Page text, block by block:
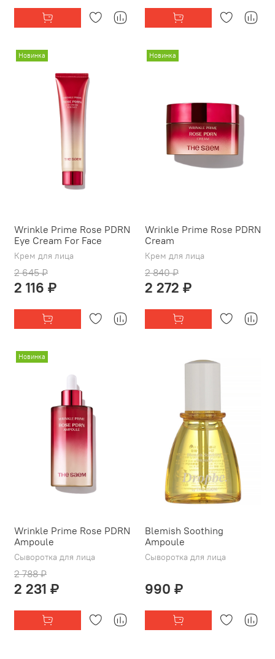
Новинка
Wrinkle Prime Rose PDRN
Eye Cream For Face
Крем для лица
2 645 ₽
2 116 ₽
Новинка
Wrinkle Prime Rose PDRN
Cream
Крем для лица
2 840 ₽
2 272 ₽
Новинка
Wrinkle Prime Rose PDRN
Ampoule
Сыворотка для лица
2 788 ₽
2 231 ₽
Blemish Soothing
Ampoule
Сыворотка для лица
990 ₽